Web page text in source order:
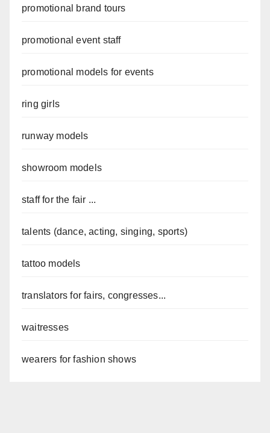
promotional brand tours
promotional event staff
promotional models for events
ring girls
runway models
showroom models
staff for the fair ...
talents (dance, acting, singing, sports)
tattoo models
translators for fairs, congresses...
waitresses
wearers for fashion shows